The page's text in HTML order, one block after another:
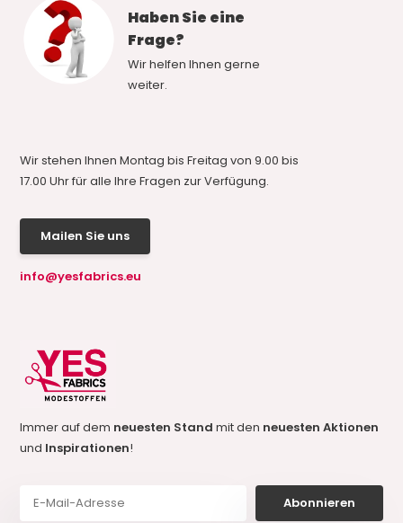
Haben Sie eine
Frage?
Wir helfen Ihnen gerne
weiter.
Wir stehen Ihnen Montag bis Freitag von 9.00 bis
17.00 Uhr für alle Ihre Fragen zur Verfügung.
Mailen Sie uns
info@yesfabrics.eu
Immer auf dem neuesten Standmit den neuesten Aktionen
und Inspirationen!
Abonnieren